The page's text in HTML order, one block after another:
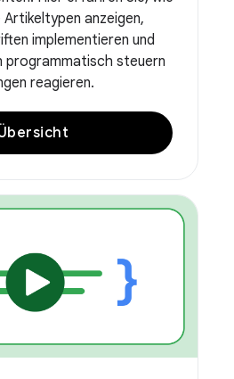
anzeigen,
implementieren und
programmatisch steuern
reagieren.